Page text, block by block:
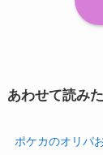
あわせて読み
ポケカのオリパ